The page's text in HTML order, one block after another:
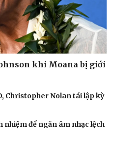
Blog
khi Moana bị giới
Christopher Nolan tái lập kỳ
nhiệm để ngăn âm nhạc lệch